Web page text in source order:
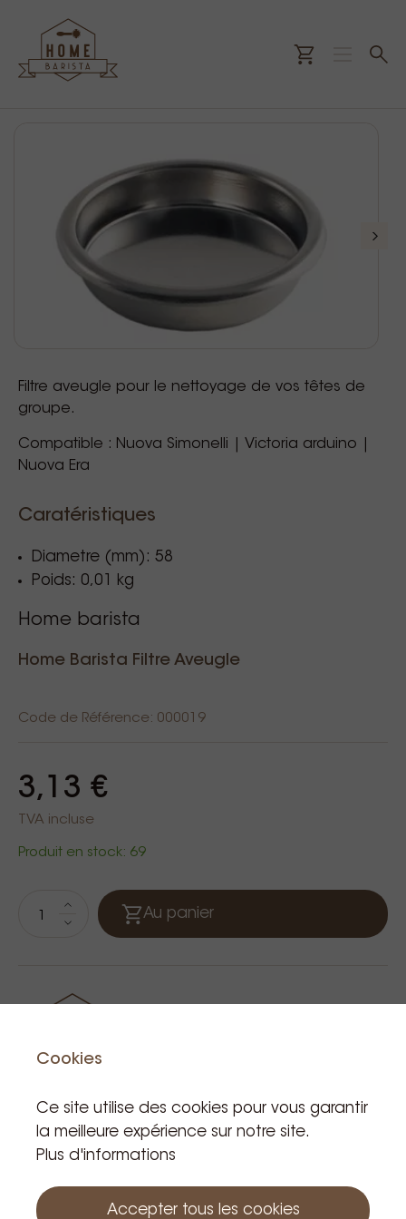
Filtre aveugle pour le nettoyage de vos têtes de
groupe.
Compatible : Nuova Simonelli | Victoria arduino |
Nuova Era
Caratéristiques
Diametre (mm): 58
Poids: 0,01 kg
Home barista
Home Barista Filtre Aveugle
Code de Référence: 000019
3,13 €
TVA incluse
Produit en stock: 69
Au panier
Cookies
Ce site utilise des cookies pour vous garantir
la meilleure expérience sur notre site.
Plus d'informations
Accepter tous les cookies